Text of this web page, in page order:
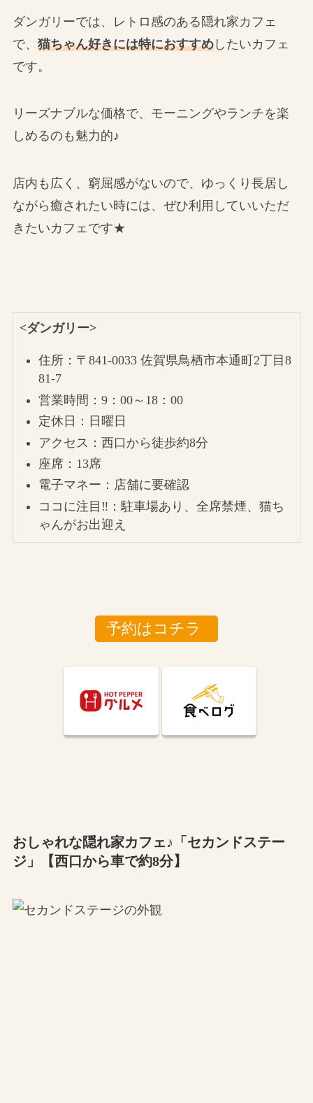
ダンガリーでは、レトロ感のある隠れ家カフェ
で、 猫ちゃん好きには特におすすめしたいカフェ
です。
リーズナブルな価格で、モーニングやランチを楽
しめるのも魅力的♪
店内も広く、窮屈感がないので、ゆっくり長居し
ながら癒されたい時には、ぜひ利用していいただ
きたいカフェです★
<ダンガリー>
住所：〒841-0033 佐賀県鳥栖市本通町2丁目8
81-7
営業時間：9：00～18：00
定休日：日曜日
アクセス：西口から徒歩約8分
座席：13席
電子マネー：店舗に要確認
ココに注目‼：駐車場あり、全席禁煙、猫ち
ゃんがお出迎え
予約はコチラ
おしゃれな隠れ家カフェ♪「セカンドステー
ジ」【西口から車で約8分】